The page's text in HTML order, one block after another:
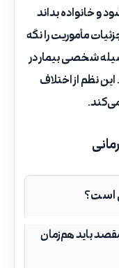
و خانواده بداند
مأموریت را نگه
شخصی بیمار در
نظم از اختلاف
است؟
باید هم‌زمان